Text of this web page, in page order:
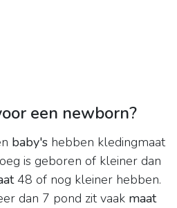
een newborn?
baby's hebben kledingmaat
is geboren of kleiner dan
48 of nog kleiner hebben.
dan 7 pond zit vaak maat